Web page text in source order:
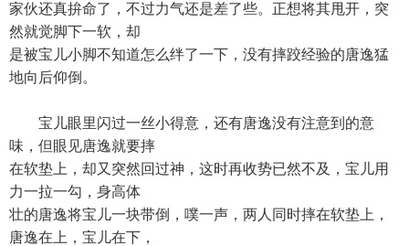
家伙还真拚命了，不过力气还是差了些。正想将其甩开，突
然就觉脚下一软，却
是被宝儿小脚不知道怎么绊了一下，没有摔跤经验的唐逸猛
地向后仰倒。
宝儿眼里闪过一丝小得意，还有唐逸没有注意到的意
味，但眼见唐逸就要摔
在软垫上，却又突然回过神，这时再收势已然不及，宝儿用
力一拉一勾，身高体
壮的唐逸将宝儿一块带倒，噗一声，两人同时摔在软垫上，
唐逸在上，宝儿在下，